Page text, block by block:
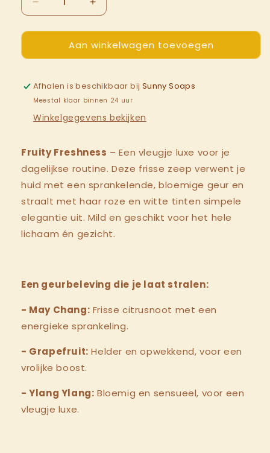
Aantal
verlagen
voor
Freshness
Aantal
verhogen
voor
Fruity
Freshness
Aan winkelwagen toevoegen
Afhalen is beschikbaar bij Sunny Soaps
Meestal klaar binnen 24 uur
Winkelgegevens bekijken
Fruity Freshness – Een vleugje luxe voor je
dagelijkse routine. Deze frisse zeep verwent je
huid met een sprankelende, bloemige geur en
straalt met haar roze en witte tinten simpele
elegantie uit. Mild en geschikt voor het hele
lichaam én gezicht.
Een geurbeleving die je laat stralen:
- May Chang: Frisse citrusnoot met een
energieke sprankeling.
- Grapefruit: Helder en opwekkend, voor een
vrolijke boost.
- Ylang Ylang: Bloemig en sensueel, voor een
vleugje luxe.